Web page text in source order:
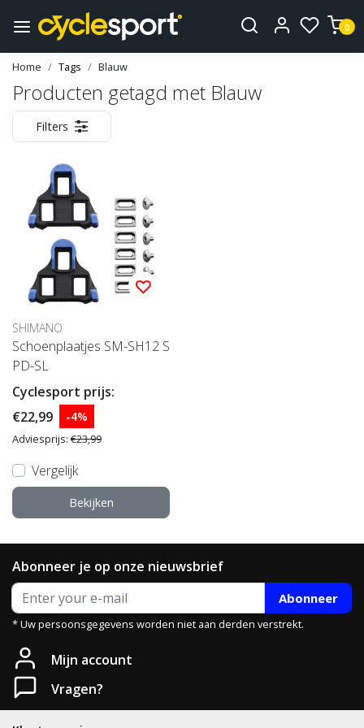
0
Home Tags Blauw
Producten getagd met Blauw
Filters
SHIMANO
Schoenplaatjes SM-SH12 S
PD-SL
Cyclesport prijs:
€22,99
-4%
Adviesprijs: €23,99
Vergelijk
Bekijken
Abonneer je op onze nieuwsbrief
Abonneer
* Uw persoonsgegevens worden niet aan derden verstrekt.
Mijn account
Vragen?